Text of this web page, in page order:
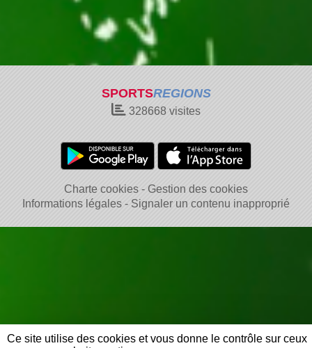
SPORTSREGIONS
328668 visites
Charte cookies
Gestion des cookies
Informations légales
Signaler un contenu inapproprié
Ce site utilise des cookies et vous donne le contrôle sur ceux